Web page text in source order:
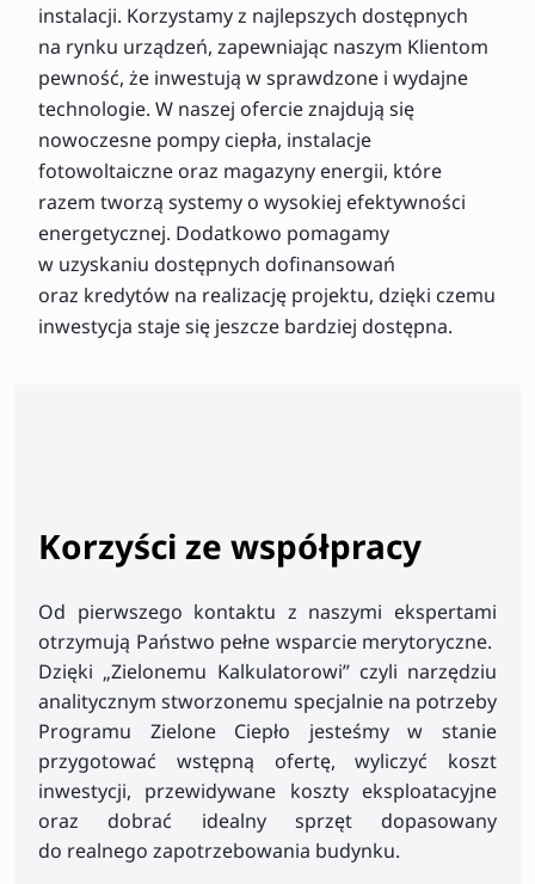
instalacji. Korzystamy z najlepszych dostępnych
na rynku urządzeń, zapewniając naszym Klientom
pewność, że inwestują w sprawdzone i wydajne
technologie. W naszej ofercie znajdują się
nowoczesne pompy ciepła, instalacje
fotowoltaiczne oraz magazyny energii, które
razem tworzą systemy o wysokiej efektywności
energetycznej. Dodatkowo pomagamy
w uzyskaniu dostępnych dofinansowań
oraz kredytów na realizację projektu, dzięki czemu
inwestycja staje się jeszcze bardziej dostępna.
Korzyści ze współpracy
Od pierwszego kontaktu z naszymi ekspertami
otrzymują Państwo pełne wsparcie merytoryczne.
Dzięki „Zielonemu Kalkulatorowi” czyli narzędziu
analitycznym stworzonemu specjalnie na potrzeby
Programu Zielone Ciepło jesteśmy w stanie
przygotować wstępną ofertę, wyliczyć koszt
inwestycji, przewidywane koszty eksploatacyjne
oraz dobrać idealny sprzęt dopasowany
do realnego zapotrzebowania budynku.